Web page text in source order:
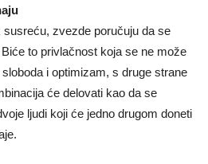
zvezde poručuju da se
to privlačnost koja se ne može
i optimizam, s druge strane
će delovati kao da se
ljudi koji će jedno drugom doneti